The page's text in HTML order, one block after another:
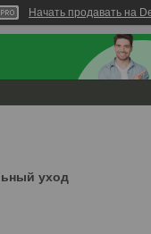
Начать продавать на
уход